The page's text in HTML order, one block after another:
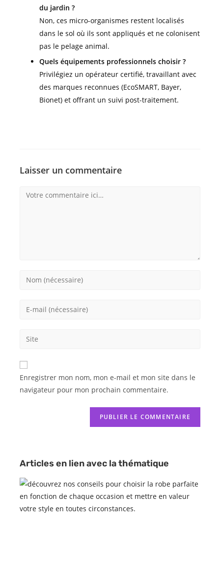
du jardin ?
Non, ces micro-organismes restent localisés
dans le sol où ils sont appliqués et ne colonisent
pas le pelage animal.
Quels équipements professionnels choisir ?
Privilégiez un opérateur certifié, travaillant avec
des marques reconnues (EcoSMART, Bayer,
Bionet) et offrant un suivi post-traitement.
Laisser un commentaire
Enregistrer mon nom, mon e-mail et mon site dans le
navigateur pour mon prochain commentaire.
Articles en lien avec la thématique